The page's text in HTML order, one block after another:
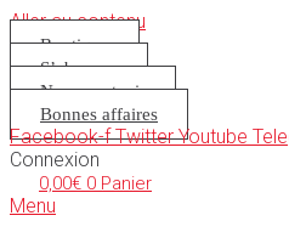
Aller au contenu
Boutique
S’abonner
Nous soutenir
Bonnes affaires
Facebook-f Twitter Youtube
Connexion
0,00€ 0 Panier
Menu